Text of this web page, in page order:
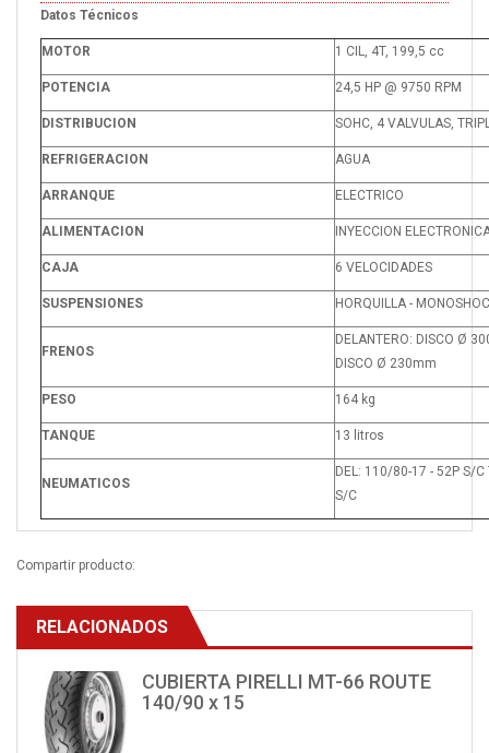
Datos Técnicos
MOTOR 1 CIL, 4T, 199,5 cc
POTENCIA 24,5 HP @ 9750 RPM
DISTRIBUCION SOHC, 4 VALVULAS,
REFRIGERACION AGUA
ARRANQUE ELECTRICO
ALIMENTACION INYECCION
CAJA 6 VELOCIDADES
SUSPENSIONES HORQUILLA -
FRENOS
DELANTERO: DISCO Ø
DISCO Ø 230mm
PESO 164 kg
TANQUE 13 litros
NEUMATICOS
DEL: 110/80-17 - 52P S/
S/C
Compartir producto:
RELACIONADOS
CUBIERTA PIRELLI MT-66 ROUTE
140/90 x 15